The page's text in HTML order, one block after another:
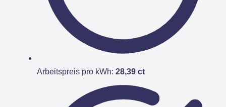
Arbeitspreis pro kWh: 28,39 ct